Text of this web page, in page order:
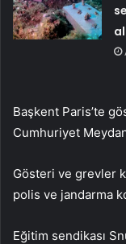
Başkent Paris’te
Cumhuriyet
Gösteri ve grevler
polis ve jandarma
Eğitim sendikası